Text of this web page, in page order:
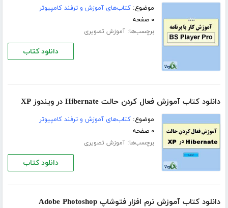
موضوع:کتاب‌های آموزش و ترفند کامپیوتر
۰ صفحه
برچسب‌ها:آموزش تصویری
دانلود کتاب
دانلود کتاب آموزش فعال کردن حالت Hibernate در ویندوز XP
موضوع:کتاب‌های آموزش و ترفند کامپیوتر
۰ صفحه
برچسب‌ها:آموزش تصویری
دانلود کتاب
دانلود کتاب آموزش نرم افزار فتوشاپ Adobe Photoshop